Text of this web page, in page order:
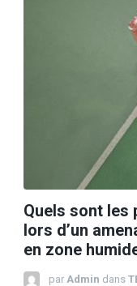
Quels sont les
lors d’un
en zone
par Admin dans